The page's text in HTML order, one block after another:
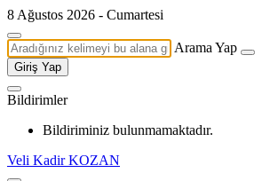
8 Ağustos 2026 - Cumartesi
Arama Yap
Giriş Yap
Bildirimler
Bildiriminiz bulunmamaktadır.
Veli Kadir KOZAN